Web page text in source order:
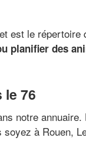
est le
planifier des
le 76
notre annuaire.
à Rouen,